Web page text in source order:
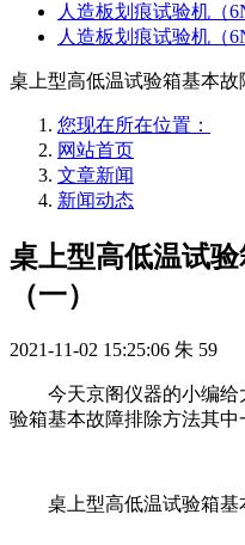
人造板划痕试验机（
人造板划痕试验机（
桌上型高低温试验箱基本故
您现在所在位置：
网站首页
文章新闻
新闻动态
桌上型高低温试
（一）
2021-11-02 15:25:06 朱 59
今天京阁仪器的小编给
验箱基本故障排除方法其中
桌上型高低温试验箱基